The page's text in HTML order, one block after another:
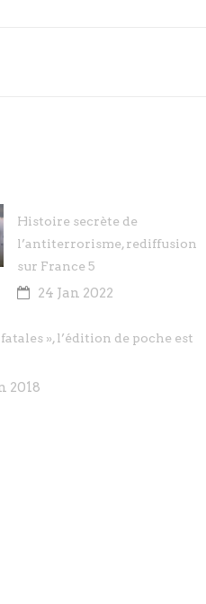
Histoire secrète de
l’antiterrorisme, rediffusion
sur France 5
24 Jan 2022
», l’édition de poche est
2018